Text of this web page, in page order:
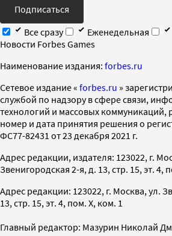
Подписаться
Все сразу
Еженедельная
Новости Forbes Games
Наименование издания: forbes.ru
Cетевое издание « forbes.ru »
службой по надзору в сфере связи,
технологий и массовых коммуникаций,
номер и дата принятия решения о
ФС77-82431 от 23 декабря 2021 г.
Адрес редакции, издателя: 123022, г.
Звенигородская 2-я, д. 13, стр. 15, эт. 4,
Адрес редакции: 123022, г. Москва, ул.
13, стр. 15, эт. 4, пом. X, ком. 1
Главный редактор: Мазурин Николай